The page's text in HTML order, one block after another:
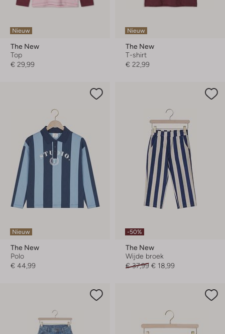
Nieuw
The New
Top
€ 29,99
Nieuw
The New
T-shirt
€ 22,99
Nieuw
The New
Polo
€ 44,99
-50%
The New
Wijde broek
€ 37,99 € 18,99